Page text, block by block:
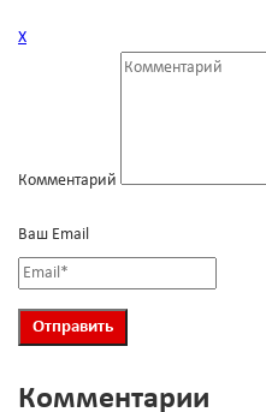
Х
Комментарий
Ваш Email
Комментарии